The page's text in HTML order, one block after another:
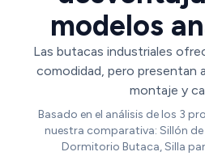
modelos
Las butacas industriales
comodidad, pero presentan
montaje y
Basado en el análisis de los 3
nuestra comparativa: Sillón
Dormitorio Butaca, Silla